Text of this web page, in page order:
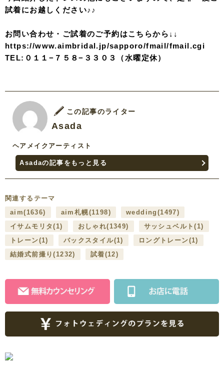
試着にお越しください♪♪
お問い合わせ・ご試着のご予約はこちらから↓↓
https://www.aimbridal.jp/sapporo/fmail/fmail.cgi
TEL:０１１−７５８−３３０３（水曜定休）
この記事のライター
Asada
ヘアメイクアーティスト
Asadaの記事をもっと見る
関連するテーマ
aim(1636) aim札幌(1198) wedding (1497)
イサムモリタ(1) おしゃれ(1349) サッシュベルト(1)
トレーン(1) バックスタイル(1) ロングトレーン(1)
結婚式前撮り(1232) 試着(12)